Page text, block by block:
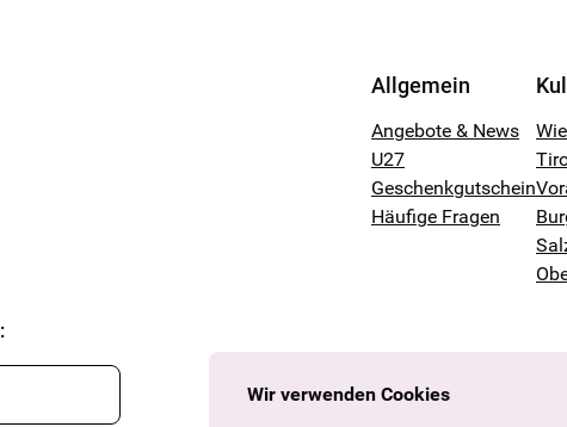
:
Allgemein
Angebote & News
U27
Geschenkgutschein
Häufige Fragen
Wir verwenden Cookies